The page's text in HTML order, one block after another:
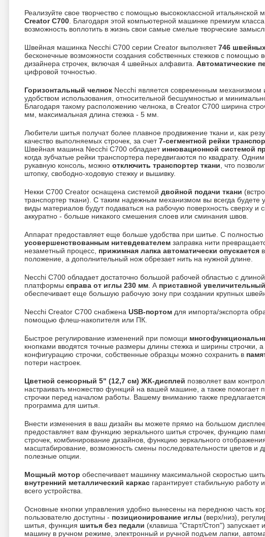
Реализуйте свое творчество с помощью высококлассной итальянской
Creator C700 . Благодаря этой компьютерной машинке премиум
возможность воплотить в жизнь свои самые смелые творческие
Швейная машинка Necchi C700 серии Creator выполняет746
бесконечные возможности создания собственных стежков с помощью
дизайнера строчек, включая 4 швейных алфавита. Автоматические
цифровой точностью.
Горизонтальный челнок Necchi является современным механизмом
удобством использования, относительной бесшумностью и
Благодаря такому расположению челнока, в Creator C700 ширина
мм, максимальная длина стежка - 5 мм.
Любители шитья получат более плавное продвижение ткани и, как
качество выполняемых строчек, за счет7-сегментной рейки
Швейная машина Necchi C700 обладает инновационной системой
когда зубчатые рейки транспортера передвигаются по квадрату.
рукавную консоль, можно отключить транспортер ткани , что
штопку, свободно-ходовую стежку и вышивку.
Некки C700 Creator оснащена системой двойной подачи ткани
транспортер ткани). С таким надежным механизмом вы всегда будете
виды материалов будут подаваться на рабочую поверхность сверху и
аккуратно - больше никакого смешения слоев или сминания швов.
Аппарат предоставляет еще больше удобства при шитье. С полностью
усовершенствованным нитевдевателем заправка нити
незаметный процесс, прижимная лапка автоматически опускается
положение, а дополнительный нож обрезает нить на нужной длине.
Necchi C700 обладает достаточно большой рабочей областью с
платформы справа от иглы 230 мм . А приставной
обеспечивает еще большую рабочую зону при создании крупных
Necchi Creator C700 снабжена USB-портом для импорта/экспорта
помощью флеш-накопителя или ПК.
Быстрое регулирование изменений при помощи
кнопками вводятся точные размеры длины стежка и ширины строчки,
конфигурацию строчки, собственные образцы можно сохранить в
потери настроек.
Цветной сенсорный 5" (12,7 см) ЖК-дисплей позволяет вам
настраивать множество функций на вашей машине, а также помогает
строчки перед началом работы. Вашему вниманию также
программа для шитья.
Внести изменения в ваш дизайн вы можете прямо на большом
предоставляет вам функцию зеркального шитья строчек, функцию
строчек, комбинирование дизайнов, функцию зеркального
масштабирование, возможность смены последовательности цветов и
полезные опции.
Мощный мотор обеспечивает машинку максимальной скоростью
внутренний металлический каркас гарантирует стабильную работу
всего устройства.
Основные кнопки управления удобно вынесены на переднюю часть
пользователю доступны - позиционирование иглы (верх/низ),
шитья, функция шитья без педали (клавиша "Старт/Стоп") запускает
машину в ручном режиме, электронный и ручной подъем лапки,